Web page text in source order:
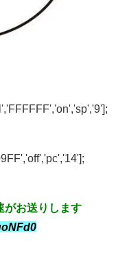
がお送りします